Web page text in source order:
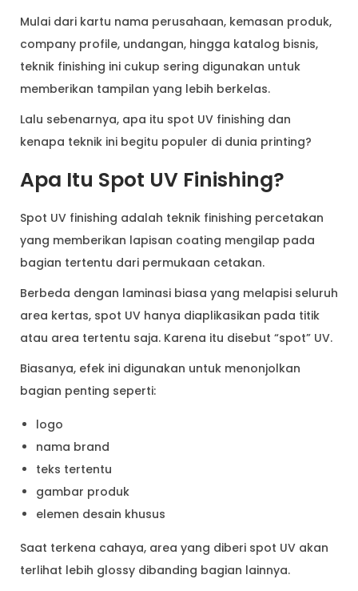
Mulai dari kartu nama perusahaan, kemasan produk,
company profile, undangan, hingga katalog bisnis,
teknik finishing ini cukup sering digunakan untuk
memberikan tampilan yang lebih berkelas.
Lalu sebenarnya, apa itu spot UV finishing dan
kenapa teknik ini begitu populer di dunia printing?
Apa Itu Spot UV Finishing?
Spot UV finishing adalah teknik finishing percetakan
yang memberikan lapisan coating mengilap pada
bagian tertentu dari permukaan cetakan.
Berbeda dengan laminasi biasa yang melapisi seluruh
area kertas, spot UV hanya diaplikasikan pada titik
atau area tertentu saja. Karena itu disebut “spot” UV.
Biasanya, efek ini digunakan untuk menonjolkan
bagian penting seperti:
logo
nama brand
teks tertentu
gambar produk
elemen desain khusus
Saat terkena cahaya, area yang diberi spot UV akan
terlihat lebih glossy dibanding bagian lainnya.